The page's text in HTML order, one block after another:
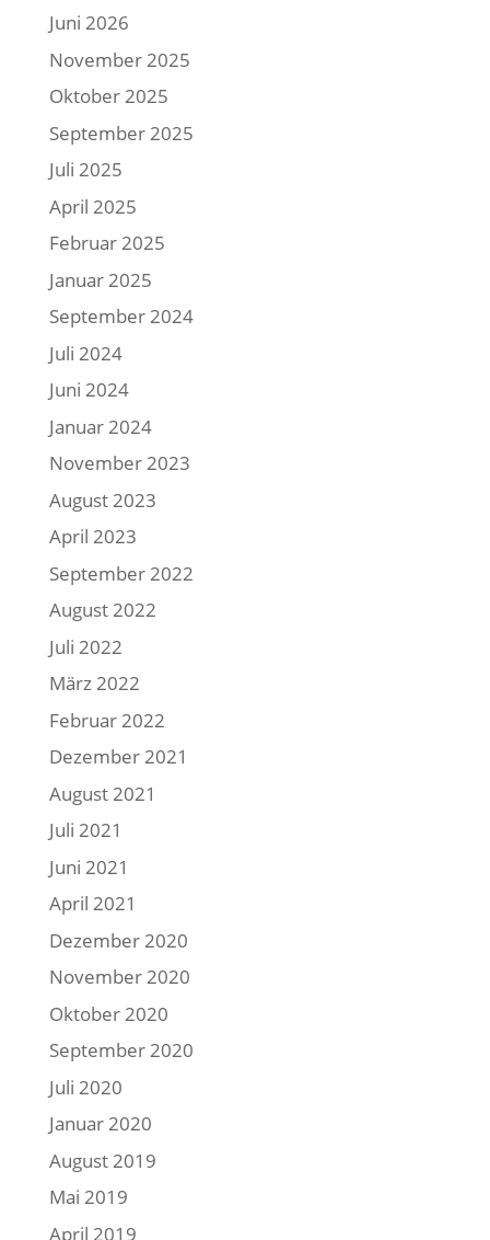
Juni 2026
November 2025
Oktober 2025
September 2025
Juli 2025
April 2025
Februar 2025
Januar 2025
September 2024
Juli 2024
Juni 2024
Januar 2024
November 2023
August 2023
April 2023
September 2022
August 2022
Juli 2022
März 2022
Februar 2022
Dezember 2021
August 2021
Juli 2021
Juni 2021
April 2021
Dezember 2020
November 2020
Oktober 2020
September 2020
Juli 2020
Januar 2020
August 2019
Mai 2019
April 2019